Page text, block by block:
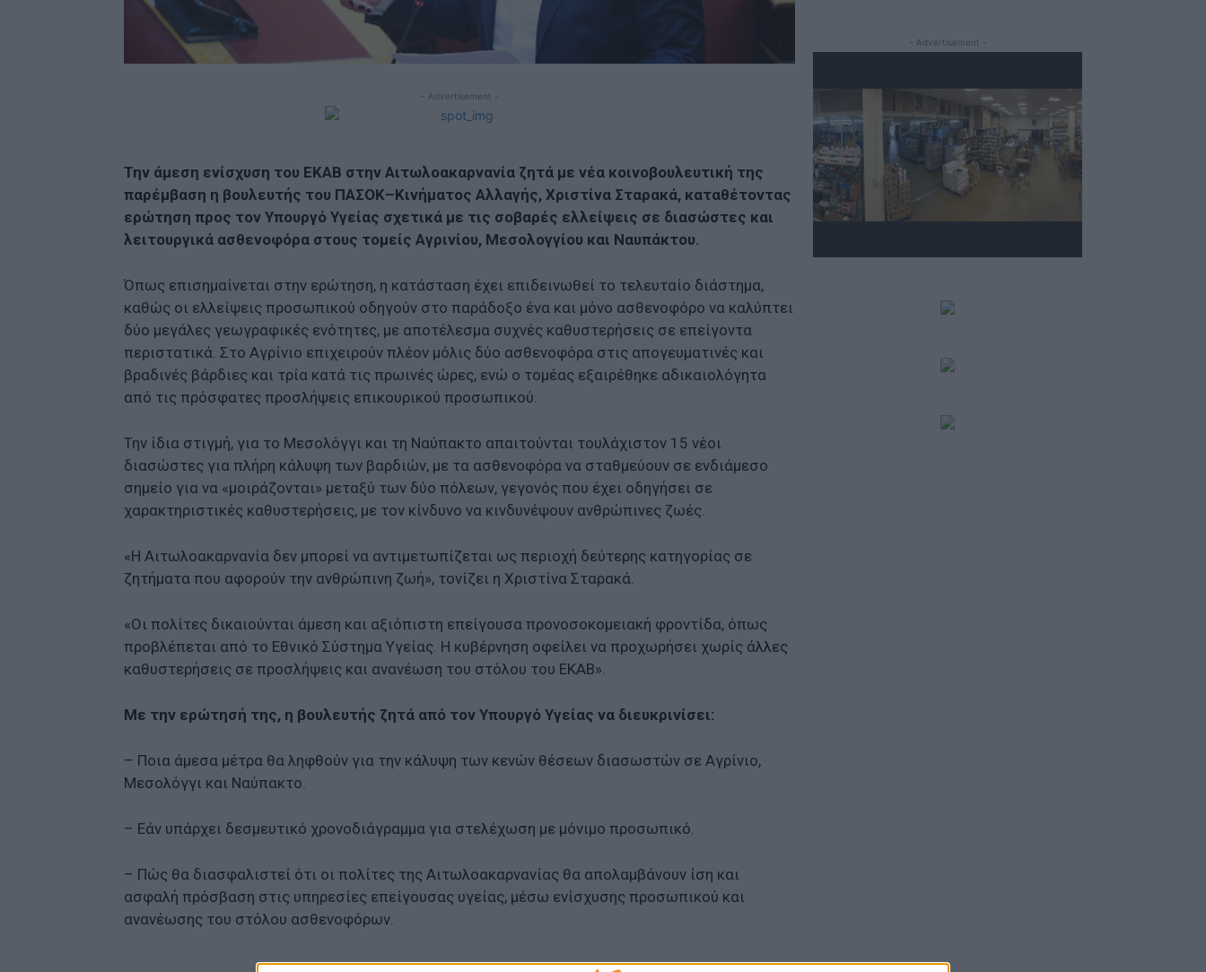
- Advertisement -
Την άμεση ενίσχυση του ΕΚΑΒ στην Αιτωλοακαρνανία ζητά με νέα κοινοβουλευτική της
παρέμβαση η βουλευτής του ΠΑΣΟΚ–Κινήματος Αλλαγής, Χριστίνα Σταρακά, καταθέτοντας
ερώτηση προς τον Υπουργό Υγείας σχετικά με τις σοβαρές ελλείψεις σε διασώστες και
λειτουργικά ασθενοφόρα στους τομείς Αγρινίου, Μεσολογγίου και Ναυπάκτου.
Όπως επισημαίνεται στην ερώτηση, η κατάσταση έχει επιδεινωθεί το τελευταίο διάστημα,
καθώς οι ελλείψεις προσωπικού οδηγούν στο παράδοξο ένα και μόνο ασθενοφόρο να καλύπτει
δύο μεγάλες γεωγραφικές ενότητες, με αποτέλεσμα συχνές καθυστερήσεις σε επείγοντα
περιστατικά. Στο Αγρίνιο επιχειρούν πλέον μόλις δύο ασθενοφόρα στις απογευματινές και
βραδινές βάρδιες και τρία κατά τις πρωινές ώρες, ενώ ο τομέας εξαιρέθηκε αδικαιολόγητα
από τις πρόσφατες προσλήψεις επικουρικού προσωπικού.
Την ίδια στιγμή, για το Μεσολόγγι και τη Ναύπακτο απαιτούνται τουλάχιστον 15 νέοι
διασώστες για πλήρη κάλυψη των βαρδιών, με τα ασθενοφόρα να σταθμεύουν σε ενδιάμεσο
σημείο για να «μοιράζονται» μεταξύ των δύο πόλεων, γεγονός που έχει οδηγήσει σε
χαρακτηριστικές καθυστερήσεις, με τον κίνδυνο να κινδυνέψουν ανθρώπινες ζωές.
«Η Αιτωλοακαρνανία δεν μπορεί να αντιμετωπίζεται ως περιοχή δεύτερης κατηγορίας σε
ζητήματα που αφορούν την ανθρώπινη ζωή», τονίζει η Χριστίνα Σταρακά.
«Οι πολίτες δικαιούνται άμεση και αξιόπιστη επείγουσα προνοσοκομειακή φροντίδα, όπως
προβλέπεται από το Εθνικό Σύστημα Υγείας. Η κυβέρνηση οφείλει να προχωρήσει χωρίς άλλες
καθυστερήσεις σε προσλήψεις και ανανέωση του στόλου του ΕΚΑΒ».
Με την ερώτησή της, η βουλευτής ζητά από τον Υπουργό Υγείας να διευκρινίσει:
– Ποια άμεσα μέτρα θα ληφθούν για την κάλυψη των κενών θέσεων διασωστών σε Αγρίνιο,
Μεσολόγγι και Ναύπακτο.
– Εάν υπάρχει δεσμευτικό χρονοδιάγραμμα για στελέχωση με μόνιμο προσωπικό.
– Πώς θα διασφαλιστεί ότι οι πολίτες της Αιτωλοακαρνανίας θα απολαμβάνουν ίση και
ασφαλή πρόσβαση στις υπηρεσίες επείγουσας υγείας, μέσω ενίσχυσης προσωπικού και
ανανέωσης του στόλου ασθενοφόρων.
- Advertisement -